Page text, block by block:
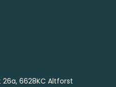
6628KC Altforst